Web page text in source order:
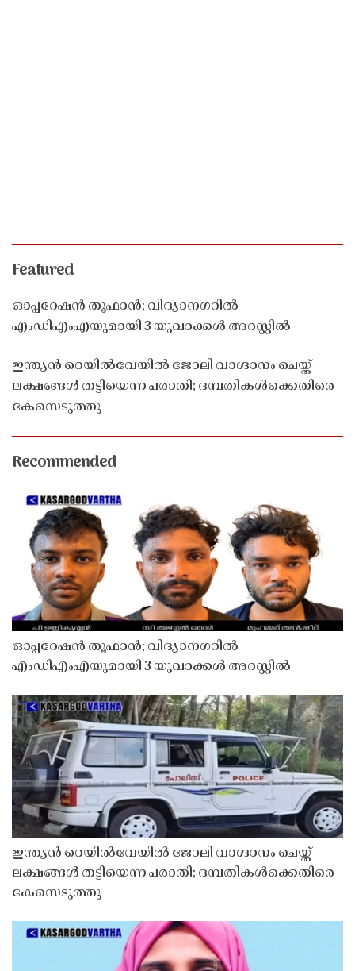
Featured
ഓപ്പറേഷൻ തൂഫാൻ; വിദ്യാനഗറിൽ
എംഡിഎംഎയുമായി 3 യുവാക്കൾ അറസ്റ്റിൽ
ഇന്ത്യൻ റെയിൽവേയിൽ ജോലി വാഗ്ദാനം ചെയ്ത്
ലക്ഷങ്ങൾ തട്ടിയെന്ന പരാതി; ദമ്പതികൾക്കെതിരെ
കേസെടുത്തു
Recommended
ഓപ്പറേഷൻ തൂഫാൻ; വിദ്യാനഗറിൽ
എംഡിഎംഎയുമായി 3 യുവാക്കൾ അറസ്റ്റിൽ
ഇന്ത്യൻ റെയിൽവേയിൽ ജോലി വാഗ്ദാനം ചെയ്ത്
ലക്ഷങ്ങൾ തട്ടിയെന്ന പരാതി; ദമ്പതികൾക്കെതിരെ
കേസെടുത്തു